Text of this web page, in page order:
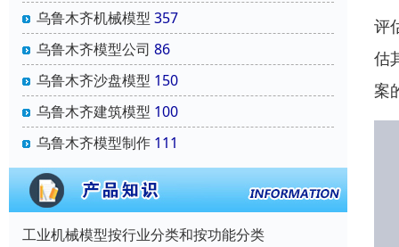
乌鲁木齐机械模型 357
乌鲁木齐模型公司 86
乌鲁木齐沙盘模型 150
乌鲁木齐建筑模型 100
乌鲁木齐模型制作 111
工业机械模型按行业分类和按功能分类
评
估
案